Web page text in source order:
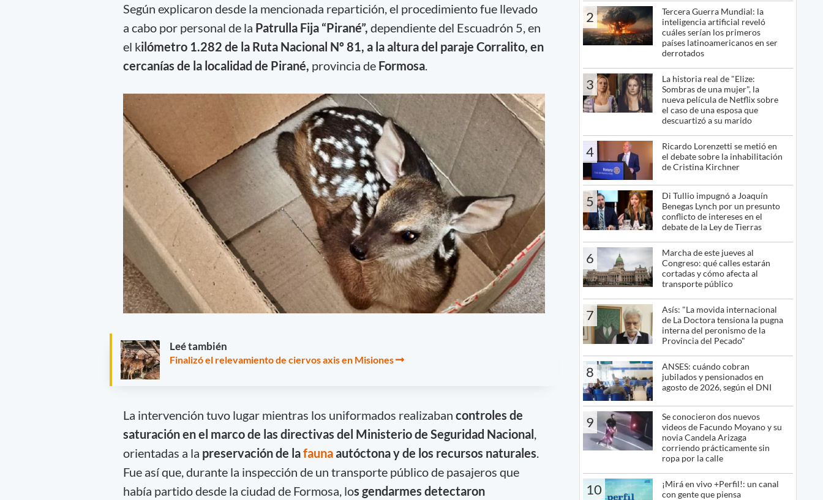
Según explicaron desde la mencionada repartición, el procedimiento fue llevado
a cabo por personal de la Patrulla Fija “Pirané”, dependiente del Escuadrón 5, en
el kilómetro 1.282 de la Ruta Nacional Nº 81, a la altura del paraje Corralito, en
cercanías de la localidad de Pirané, provincia de Formosa.
Leé también
Finalizó el relevamiento de ciervos axis en Misiones
La intervención tuvo lugar mientras los uniformados realizaban controles de
saturación en el marco de las directivas del Ministerio de Seguridad Nacional ,
orientadas a la preservación de lafaunaautóctona y de los recursos naturales.
Fue así que, durante la inspección de un transporte público de pasajeros que
había partido desde la ciudad de Formosa, los gendarmes detectaron
2
Tercera Guerra Mundial: la
inteligencia artificial reveló
cuáles serían los primeros
países latinoamericanos en ser
derrotados
3
La historia real de "Elize:
Sombras de una mujer", la
nueva película de Netflix sobre
el caso de una esposa que
descuartizó a su marido
4
Ricardo Lorenzetti se metió en
el debate sobre la inhabilitación
de Cristina Kirchner
5
Di Tullio impugnó a Joaquín
Benegas Lynch por un presunto
conflicto de intereses en el
debate de la Ley de Tierras
6
Marcha de este jueves al
Congreso: qué calles estarán
cortadas y cómo afecta al
transporte público
7
Asís: "La movida internacional
de La Doctora tensiona la pugna
interna del peronismo de la
Provincia del Pecado"
8
ANSES: cuándo cobran
jubilados y pensionados en
agosto de 2026, según el DNI
9
Se conocieron dos nuevos
videos de Facundo Moyano y su
novia Candela Arizaga
corriendo prácticamente sin
ropa por la calle
10
¡Mirá en vivo +Perfil!: un canal
con gente que piensa